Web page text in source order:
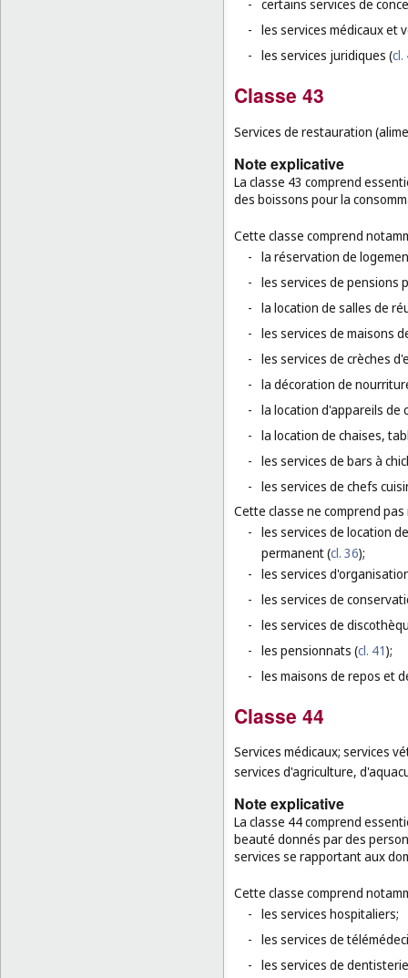
- certains services de
- les services médicaux et
- les services juridiques (cl.
Classe 43
Services de restauration
Note explicative
La classe 43 comprend
des boissons pour la
Cette classe comprend
- la réservation de
- les services de pensions
- la location de salles de
- les services de maisons
- les services de crèches
- la décoration de
- la location d'appareils de
- la location de chaises,
- les services de bars à
- les services de chefs
Cette classe ne comprend
- les services de location
permanent (cl. 36);
- les services
- les services de
- les services de
- les pensionnats (cl. 41);
- les maisons de repos et
Classe 44
Services médicaux; services
services d'agriculture,
Note explicative
La classe 44 comprend
beauté donnés par des
services se rapportant aux
Cette classe comprend
- les services hospitaliers;
- les services de
- les services de